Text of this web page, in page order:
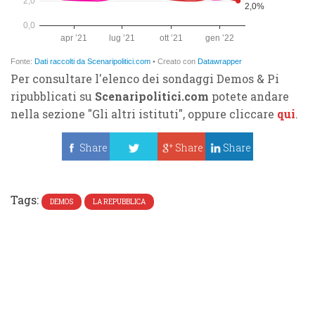
Per consultare l'elenco dei sondaggi Demos & Pi
ripubblicati su Scenaripolitici.com potete andare
nella sezione "Gli altri istituti", oppure cliccare qui.
Share
Share Share
Tags: DEMOS LA REPUBBLICA